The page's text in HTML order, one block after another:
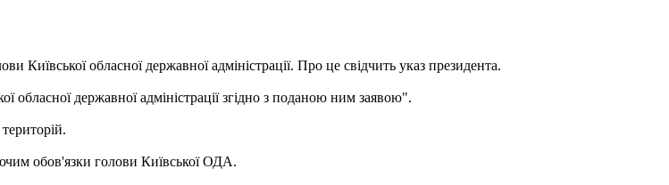
обласної державної адміністрації. Про це свідчить указ президента.
державної адміністрації згідно з поданою ним заявою".
обов'язки голови Київської ОДА.